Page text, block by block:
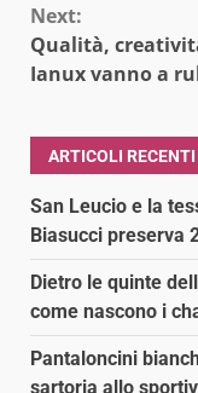
Next:
Qualità,
Ianux vanno a
ARTICOLI RECENTI
San Leucio e la
Biasucci preserva
Dietro le quinte
come nascono i
Pantaloncini
sartoria allo